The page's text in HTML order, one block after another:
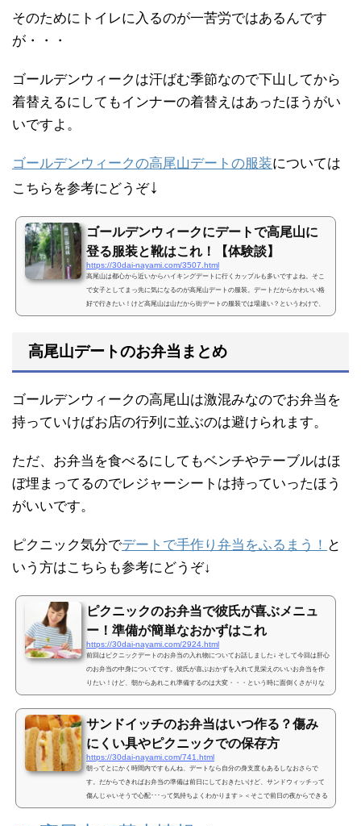
そのためにトイレに入るのが一苦労ではあるんです
が・・・
ゴールデンウィークは汗ばむ季節なので下山してから
着替えるにしてもインナーの着替えはあったほうがい
いですよ。
ゴールデンウィークの高尾山デートの服装については
こちらを参考にどうぞ↓
ゴールデンウィークにデートで高尾山に
登る服装と靴はこれ！【体験談】
https://30dai-nayami.com/3507.html
高尾山は都心から近いからハイキングデートに行くカップルも多いですよね。そこ
で女子としてまっ先に気になるのが高尾山デートの服装。デートだからかわいい格
好で行きたい！けど高尾山は山だから街デートの服装では場違い？というわけで、
私が高尾山に行った時の体験談を話しますね～ゴールデンウィークにデートで高尾
いも若きもなんだか急に自然を感じたくなる不思議。そんなわけで、東京都心から
１時間足らずで行ける高尾山はＧＷのデートスポットとし...
高尾山デートのお弁当まとめ
ゴールデンウィークの高尾山は激混みなのでお弁当を
持っていけばお店の行列に並ぶのは避けられます。
ただ、お弁当を食べるにしてもベンチやテーブルはほ
ぼ埋まってるのでレジャーシートは持っていったほう
がいいです。
ピクニック気分でデートで手作り弁当をふるまう！ と
いう方はこちらも参考にどうぞ↓
ピクニックのお弁当で彼氏が喜ぶメニュ
ー！準備が簡単なおかずはこれ
https://30dai-nayami.com/2924.html
前回はピクニックデートのお弁当の入れ物についてお話しました↓ そして今回は肝心
のお弁当の中身についてです。彼氏が喜ぶおかずを入れて見栄えのいいお弁当を作
りたい！けど、朝からあれこれ準備するのは大変・・・という時に面倒くさがりな
私はこのメニューで乗り切ってました。ご参考にどうぞ。ピクニックのお弁当で彼
氏が喜ぶメニューは？初めての手作り弁当って何を作るか悩みますよね。何が食べ
たい？って彼氏に聞いても「まかせるよ～」とか言われたりして・・・頼むから好
みを言ってくれ！！と心の中で叫んだこともしばしば。...
サンドイッチのお弁当はいつ作る？傷み
にくい具やピクニックでの保存方
https://30dai-nayami.com/741.html
朝ってとにかく時間内ですもんね、デートなら自分の身支度もあるしなおさらで
す。だからできればお弁当の準備は前日にしておきたいけど、サンドウィッチって
傷んじゃいそうで心配･･･って気持ちよくわかります＞＜そこで前日の夜からできる
サンドイッチの下準備や傷みにくい具、ピクニックでの保存の仕方のポイントなん
かを紹介します。サンドイッチのお弁当はいつ作る？ピクニックデートのお弁当作